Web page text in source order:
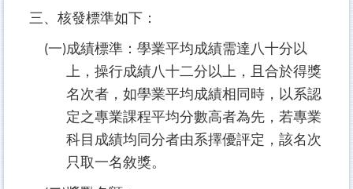
榮 譽 榜
學輔工作
學生會財務報表
表格下載
三、核發標準如下：
(一)成績標準：學業平均成績需達八十分以
上，操行成績八十二分以上，且合於得獎
名次者，如學業平均成績相同時，以系認
定之專業課程平均分數高者為先，若專業
科目成績均同分者由系擇優評定，該名次
只取一名敘獎。